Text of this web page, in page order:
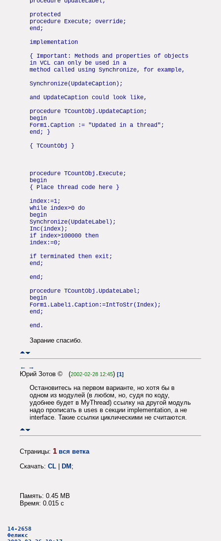
protected
procedure Execute; override;
end;
implementation
{ Important: Methods and properties of objects
in VCL can only be used in a
method called using Synchronize, for example,
Synchronize(UpdateCaption);
and UpdateCaption could look like,
procedure TCountObj.UpdateCaption;
begin
Form1.Caption := "Updated in a thread";
end; }
{ TCountObj }
procedure TCountObj.Execute;
begin
{ Place thread code here }
index:=1;
while index>0 do
begin
Synchronize(UpdateLabel);
Inc(index);
if index>100000 then
index:=0;
if terminated then exit;
end;
end;
procedure TCountObj.UpdateLabel;
begin
Form1.Label1.Caption:=IntToStr(Index);
end;
end.
Зарание спасибо.
← →
Юрий Зотов © (2002-02-28 12:45) [1]
Остановитесь на первом варианте, но хотя бы в
одном из модулей (в любом, но, судя по коду,
удобнее будет в MyThread) ссылку на другой модуль
надо прописать в uses в секции implementation, а не
interface. Такие ссылки циклическими не считаются.
Страницы: 1 вся ветка
Скачать: CL DM ;
Память: 0.45 MB
Время: 0.015 c
14-2658
Феликс